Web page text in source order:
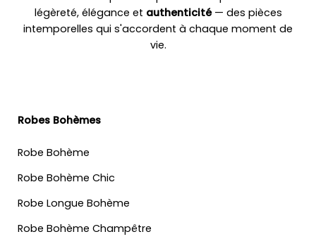
légèreté, élégance et authenticité— des pièces
intemporelles qui s'accordent à chaque moment de
vie.
Robes Bohèmes
Robe Bohème
Robe Bohème Chic
Robe Longue Bohème
Robe Bohème Champêtre